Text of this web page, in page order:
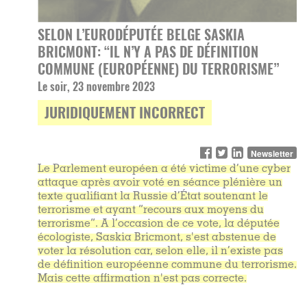
SELON L’EURODÉPUTÉE BELGE SASKIA
BRICMONT: “IL N’Y A PAS DE DÉFINITION
COMMUNE (EUROPÉENNE) DU TERRORISME”
Le soir, 23 novembre 2023
JURIDIQUEMENT INCORRECT
Newsletter
Le Parlement européen a été victime d’une cyber
attaque après avoir voté en séance plénière un
texte qualifiant la Russie d’État soutenant le
terrorisme et ayant “recours aux moyens du
terrorisme”. A l’occasion de ce vote, la députée
écologiste, Saskia Bricmont, s'est abstenue de
voter la résolution car, selon elle, il n’existe pas
de définition européenne commune du terrorisme.
Mais cette affirmation n'est pas correcte.